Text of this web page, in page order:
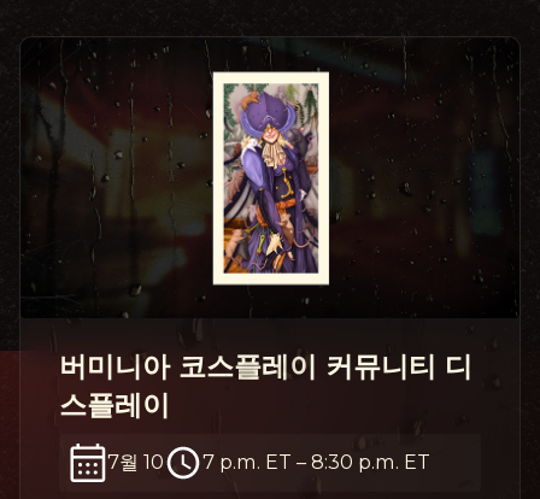
버미니아 코스플레이 커뮤니티 디
스플레이
7월 10 7 p.m. ET – 8:30 p.m. ET